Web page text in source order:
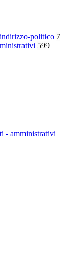
politico 7
599
- amministrativi